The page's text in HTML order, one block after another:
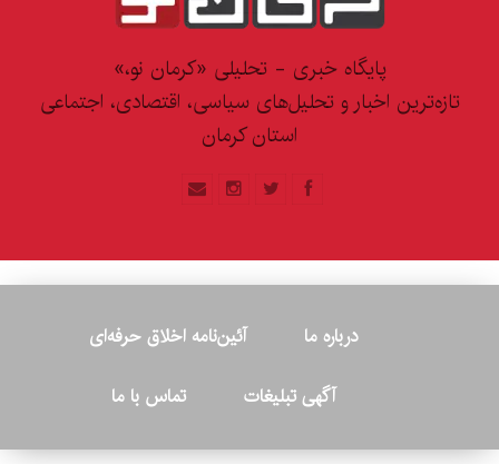
پایگاه خبری - تحلیلی «کرمان نو،»
تازه‌ترین اخبار و تحلیل‌های سیاسی، اقتصادی، اجتماعی
استان کرمان
درباره ما
آئین‌نامه اخلاق حرفه‌ای
آگهی تبلیغات
تماس با ما